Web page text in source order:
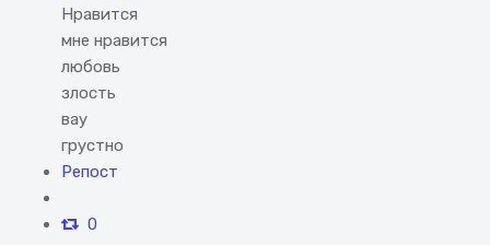
Нравится
мне нравится
любовь
злость
вау
грустно
Репост
0